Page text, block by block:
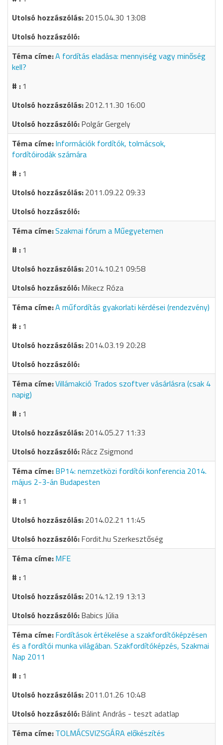
2015.04.30 13:08
A fordítás eladása: mennyiség vagy minőség
kell?
1
2012.11.30 16:00
Polgár Gergely
Információk fordítók, tolmácsok,
fordítóirodák számára
1
2011.09.22 09:33
Szakmai fórum a Műegyetemen
1
2014.10.21 09:58
Mikecz Róza
A műfordítás gyakorlati kérdései (rendezvény)
1
2014.03.19 20:28
Villámakció Trados szoftver vásárlásra (csak 4
napig)
1
2014.05.27 11:33
Rácz Zsigmond
BP14: nemzetközi fordítói konferencia 2014.
május 2-3-án Budapesten
1
2014.02.21 11:45
Fordit.hu Szerkesztőség
MFE
1
2014.12.19 13:13
Babics Júlia
Fordítások értékelése a szakfordítóképzésen
és a fordítói munka világában. Szakfordítóképzés, Szakmai
Nap 2011
1
2011.01.26 10:48
Bálint András - teszt adatlap
TOLMÁCSVIZSGÁRA előkészítés